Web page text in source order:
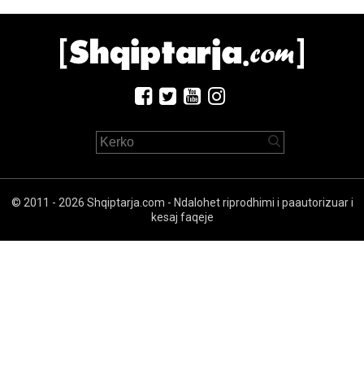
© 2011 - 2026 Shqiptarja.com - Ndalohet riprodhimi i paautorizuar i
kesaj faqeje